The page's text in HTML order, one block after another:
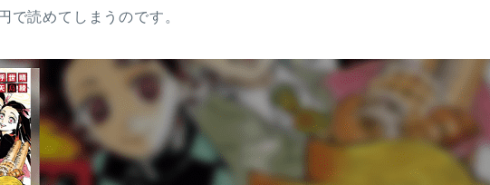
で読めてしまうのです。